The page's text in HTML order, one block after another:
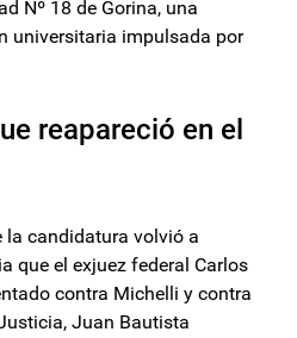
Nº 18 de Gorina, una
universitaria impulsada por
reapareció en el
la candidatura volvió a
que el exjuez federal Carlos
contra Michelli y contra
Juan Bautista